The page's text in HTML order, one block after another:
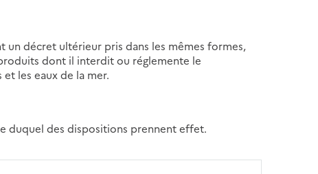
un décret ultérieur pris dans les mêmes formes,
dont il interdit ou réglemente le
les eaux de la mer.
duquel des dispositions prennent effet.